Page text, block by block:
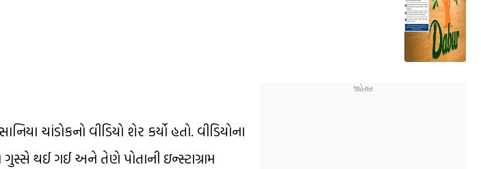
ચાંડોકનો વીડિયો શેર કર્યો હતો. વીડિયોના
થઈ ગઈ અને તેણે પોતાની ઇન્સ્ટાગ્રામ